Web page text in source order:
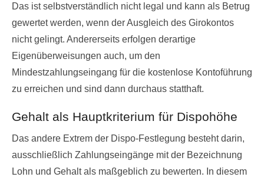
Das ist selbstverständlich nicht legal und kann als Betrug
gewertet werden, wenn der Ausgleich des Girokontos
nicht gelingt. Andererseits erfolgen derartige
Eigenüberweisungen auch, um den
Mindestzahlungseingang für die kostenlose Kontoführung
zu erreichen und sind dann durchaus statthaft.
Gehalt als Hauptkriterium für Dispohöhe
Das andere Extrem der Dispo-Festlegung besteht darin,
ausschließlich Zahlungseingänge mit der Bezeichnung
Lohn und Gehalt als maßgeblich zu bewerten. In diesem